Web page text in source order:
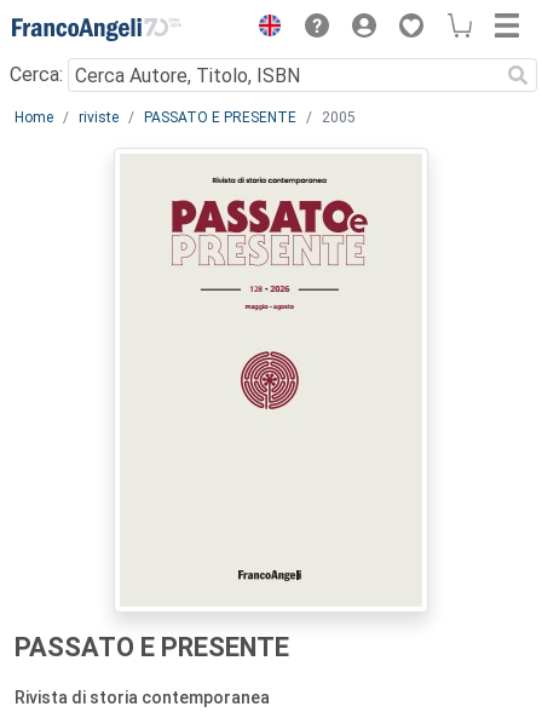
Menu
Cerca:
Main content
Home riviste PASSATO E PRESENTE 2005
PASSATO E PRESENTE
Rivista di storia contemporanea